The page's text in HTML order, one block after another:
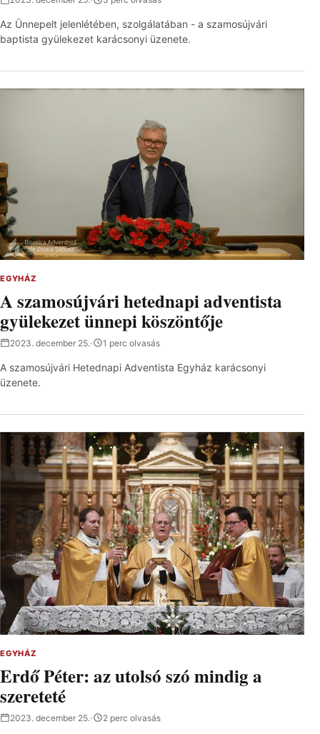
Az Ünnepelt jelenlétében, szolgálatában - a szamosújvári
baptista gyülekezet karácsonyi üzenete.
EGYHÁZ
A szamosújvári hetednapi adventista
gyülekezet ünnepi köszöntője
2023. december 25.· 1 perc olvasás
A szamosújvári Hetednapi Adventista Egyház karácsonyi
üzenete.
EGYHÁZ
Erdő Péter: az utolsó szó mindig a
szereteté
2023. december 25.· 2 perc olvasás